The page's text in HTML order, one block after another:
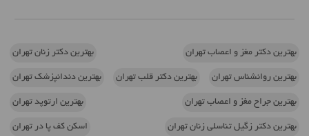
بهترین دکتر مغز و اعصاب تهران بهترین دکتر زنان تهران
بهترین روانشناس تهران بهترین دکتر قلب تهران بهترین دندانپزشک تهران
بهترین جراح مغز و اعصاب تهران بهترین ارتوپد تهران
بهترین دکتر زگیل تناسلی زنان تهران اسکن کف پا در تهران